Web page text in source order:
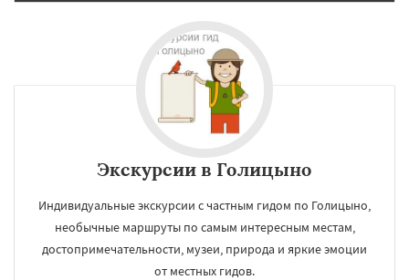
Экскурсии в Голицыно
Индивидуальные экскурсии с частным гидом по Голицыно,
необычные маршруты по самым интересным местам,
достопримечательности, музеи, природа и яркие эмоции
от местных гидов.